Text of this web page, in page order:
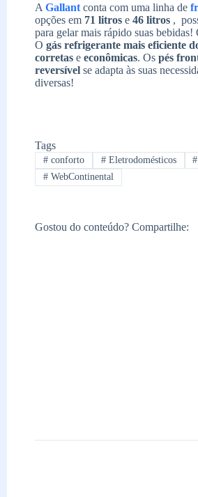
A Gallant conta com uma linha de
opções em 71 litros e 46 litros ,
para gelar mais rápido suas bebidas!
O gás refrigerante mais eficiente
corretas e econômicas. Os pés
reversível se adapta às suas
diversas!
Tags
#conforto #Eletrodomésticos #
#WebContinental
Gostou do conteúdo? Compartilhe: